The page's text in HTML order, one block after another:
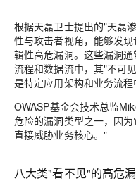
根据天磊卫士提出的"天磊
性与攻击者视角，能够发
辑性高危漏洞。这些漏洞
流程和数据流中，其"不可
是特定应用架构和业务流程
OWASP基金会技术总监
危险的漏洞类型之一，因为
直接威胁业务核心。"
八大类"看不见"的高危